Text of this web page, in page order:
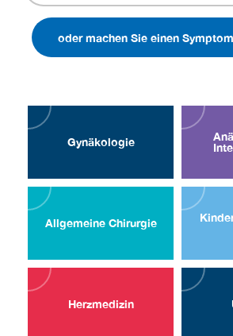
oder machen Sie einen
Gynä­kologie
Allgemeine Chirurgie
Herz­medizin